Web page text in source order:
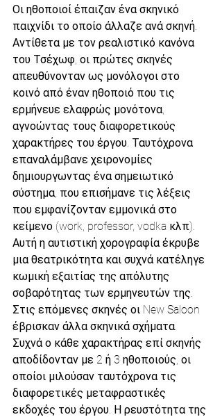
Οι ηθοποιοί έπαιζαν ένα σκηνικό
παιχνίδι το οποίο άλλαζε ανά σκηνή.
Αντίθετα με τον ρεαλιστικό κανόνα
του Τσέχωφ, οι πρώτες σκηνές
απευθύνονταν ως μονόλογοι στο
κοινό από έναν ηθοποιό που τις
ερμήνευε ελαφρώς μονότονα,
αγνοώντας τους διαφορετικούς
χαρακτήρες του έργου. Ταυτόχρονα
επαναλάμβανε χειρονομίες
δημιουργωντας ένα σημειωτικό
σύστημα, που επισήμανε τις λέξεις
που εμφανίζονταν εμμονικά στο
κείμενο (work, professor, vodka κλπ).
Αυτή η αυτιστική χορογραφία έκρυβε
μια θεατρικότητα και συχνά κατέληγε
κωμική εξαιτίας της απόλυτης
σοβαρότητας των ερμηνευτών της.
Στις επόμενες σκηνές οι New Saloon
έβρισκαν άλλα σκηνικά σχήματα.
Συχνά ο κάθε χαρακτήρας επί σκηνής
αποδίδονταν με 2 ή 3 ηθοποιούς, οι
οποίοι μιλούσαν ταυτόχρονα τις
διαφορετικές μεταφραστικές
εκδοχές του έργου. Η ρευστότητα της